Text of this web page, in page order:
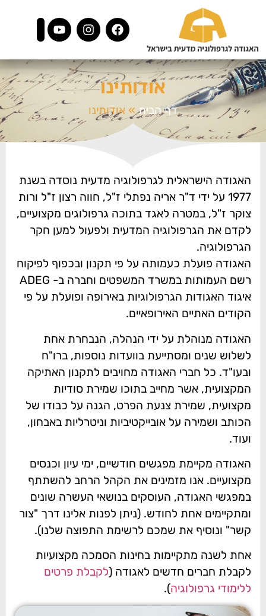
אודותינו
דף הבית» אודותינו
האגודה הישראלית לגרפולוגיה מדעית נוסדה בשנת
1977 על ידי ד"ר אריה נפתלי ז"ל, חווה רצון ז"ל ורות
צוקר ז"ל, במטרה לאגד בתוכה גרפולוגים מקצועיים,
לקדם את הגרפולוגיה המדעית ולפעול למען חקר
הגרפולוגיה.
האגודה פועלת כעמותה על פי תקנון ובכפוף לפיקוח
רשם העמותות במשרד המשפטים וחברה ב- ADEG
איגוד האגודות הגרפולוגיות באירופה ופועלת על פי
הקודים האתיים האירופאיים.
האגודה מנוהלת על ידי הנהלה, הנבחרת אחת
לשלוש שנים ומסתייעת בוועדות נוספות, ברו"ח
ובעו"ד. כל חברי האגודה מחויבים לתקנון האתיקה
המקצועית, אשר מחייב בתוכו שמירת סודיות
מקצועית, שמירת צנעת הפרט, הגנה על כבודו של
הכותב ושמירה על אובייקטיביות וניטרליות באבחון,
ועוד.
האגודה מקיימת מפגשים חודשיים, ימי עיון וכנסים
מקצועיים. אנו מזמינים את הקהל הרחב להשתתף
במפגשי האגודה, העוסקים בנושאי העשרה שונים
ומתקיימים אחת לחודש. (ניתן לפנות אלינו דרך "צור
קשר" ונוסיף את שמכם לרשימת התפוצה שלנו).
אחת לשנה מתקיימות בחינות הסמכה מקצועיות
לקבלת חברים חדשים לאגודה (לקבלת פרטים
ללימודי גרפולוגיה).